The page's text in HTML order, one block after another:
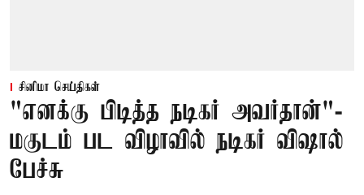
சினிமா செய்திகள்
"எனக்கு பிடித்த நடிகர் அவர்தான்"-
மகுடம் பட விழாவில் நடிகர் விஷால்
பேச்சு